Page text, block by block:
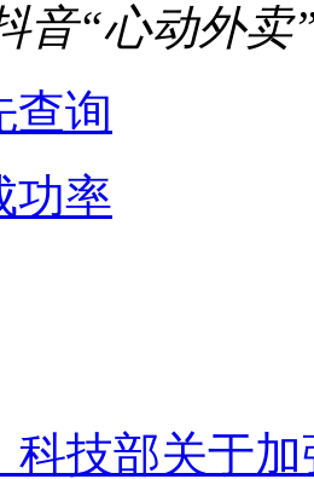
音“心动外卖
查询
功率
科技部关于